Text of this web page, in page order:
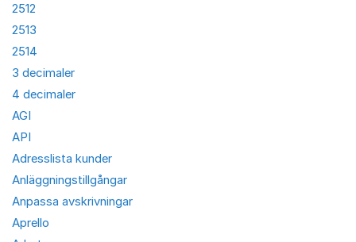
2512
2513
2514
3 decimaler
4 decimaler
AGI
API
Adresslista kunder
Anläggningstillgångar
Anpassa avskrivningar
Aprello